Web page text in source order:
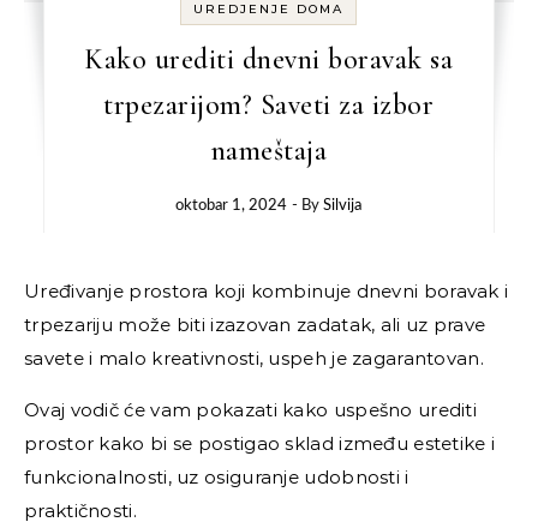
UREDJENJE DOMA
Kako urediti dnevni boravak sa
trpezarijom? Saveti za izbor
nameštaja
oktobar 1, 2024 - BySilvija
Uređivanje prostora koji kombinuje dnevni boravak i
trpezariju može biti izazovan zadatak, ali uz prave
savete i malo kreativnosti, uspeh je zagarantovan.
Ovaj vodič će vam pokazati kako uspešno urediti
prostor kako bi se postigao sklad između estetike i
funkcionalnosti, uz osiguranje udobnosti i
praktičnosti.